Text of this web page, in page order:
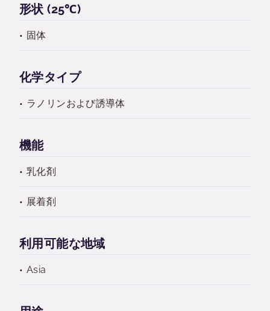
形状 (25℃)
固体
化学タイプ
ラノリンおよび誘導体
機能
乳化剤
展着剤
利用可能な地域
Asia